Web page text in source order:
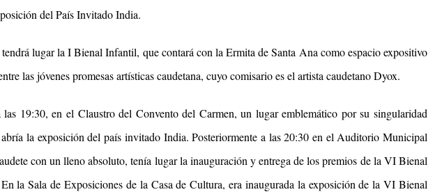
del País Invitado India.
lugar la I Bienal Infantil, que contará con la Ermita de Santa Ana como espacio expositivo
las jóvenes promesas artísticas caudetana, cuyo comisario es el artista caudetano Dyox.
19:30, en el Claustro del Convento del Carmen, un lugar emblemático por su singularidad
la exposición del país invitado India. Posteriormente a las 20:30 en el Auditorio Municipal
con un lleno absoluto, tenía lugar la inauguración y entrega de los premios de la VI Bienal
la Sala de Exposiciones de la Casa de Cultura, era inaugurada la exposición de la VI Bienal